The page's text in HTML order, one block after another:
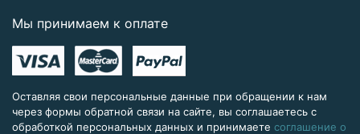
Мы принимаем к оплате
Оставляя свои персональные данные при обращении к нам
через формы обратной связи на сайте, вы соглашаетесь с
обработкой персональных данных и принимаете соглашение о